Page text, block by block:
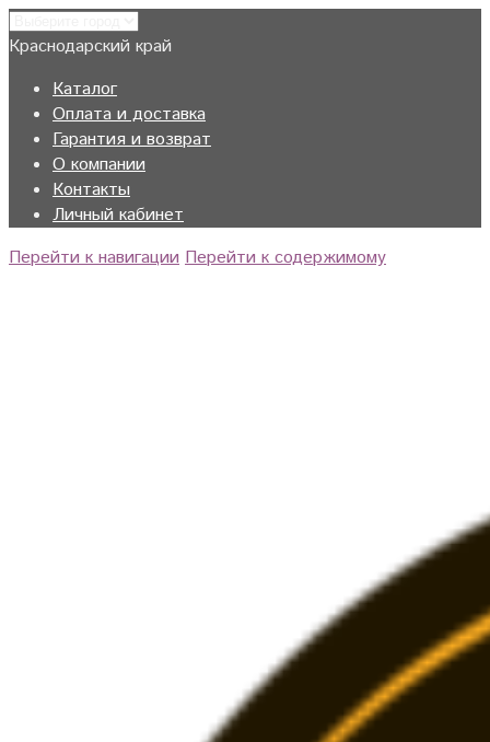
Краснодарский край
Каталог
Оплата и доставка
Гарантия и возврат
О компании
Контакты
Личный кабинет
Перейти к навигации Перейти к содержимому